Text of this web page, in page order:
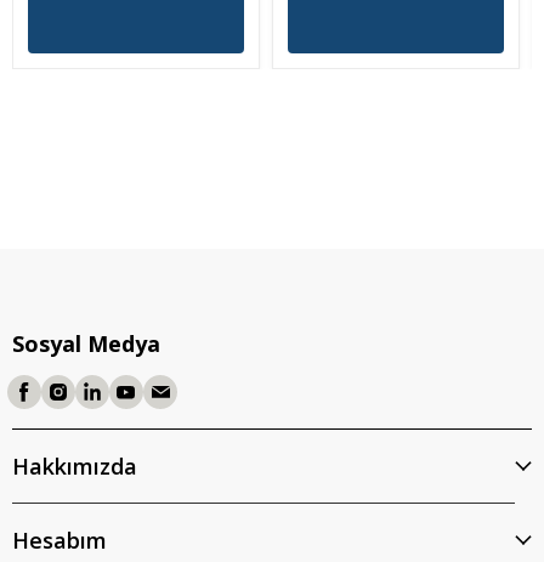
Sosyal Medya
Hakkımızda
Hesabım